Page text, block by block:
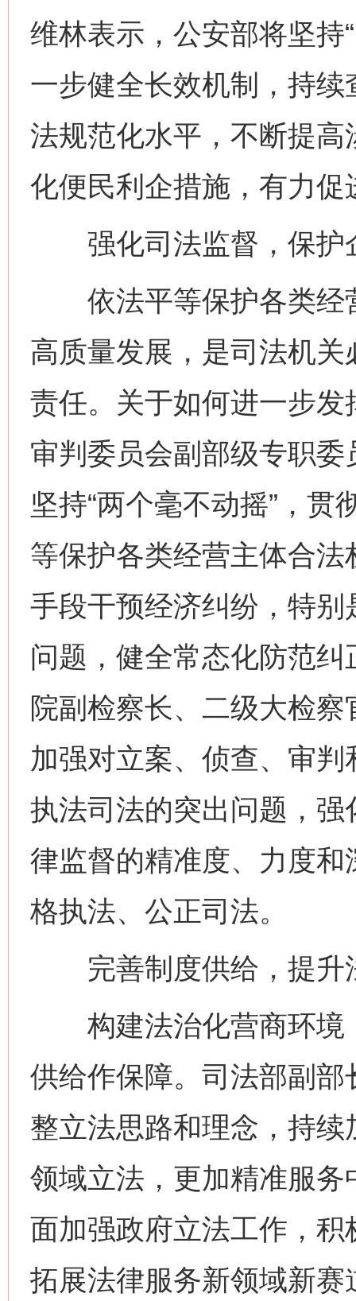
维林表示，公安部将坚持
一步健全长效机制，持
法规范化水平，不断提
化便民利企措施，有力
强化司法监督，保护
依法平等保护各类经
高质量发展，是司法机
责任。关于如何进一步
审判委员会副部级专职
坚持“两个毫不动摇”，
等保护各类经营主体合
手段干预经济纠纷，特
问题，健全常态化防范
院副检察长、二级大检
加强对立案、侦查、审
执法司法的突出问题，
律监督的精准度、力度
格执法、公正司法。
完善制度供给，提升
构建法治化营商环境
供给作保障。司法部副
整立法思路和理念，持
领域立法，更加精准服
面加强政府立法工作，
拓展法律服务新领域新